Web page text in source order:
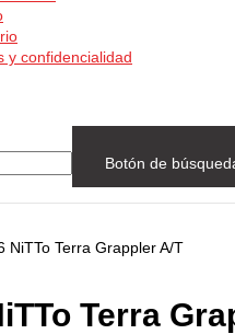
y confidencialidad
Botón de
NiTTo Terra Grappler A/T
Terra